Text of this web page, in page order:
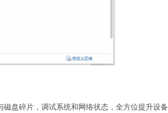
盘碎片，调试系统和网络状态，全方位提升设备